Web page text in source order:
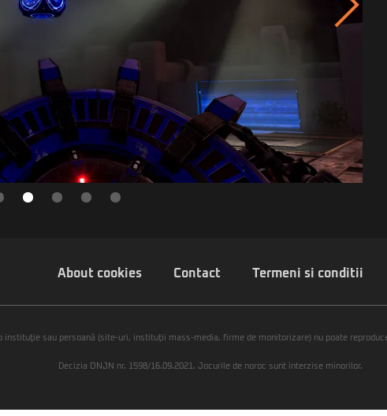
About cookies Contact Termeni si conditii
instituţie sau persoană (site-uri, instituţii mass-media, firme de monitorizare) nu poate
Decizia ONJN nr. 1598/16.09.2021. Jocurile de noroc sunt interzise minorilor.